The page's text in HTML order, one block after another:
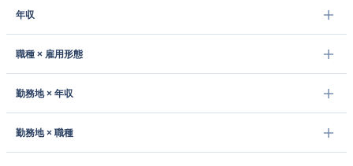
年収
職種 × 雇用形態
勤務地 × 年収
勤務地 × 職種